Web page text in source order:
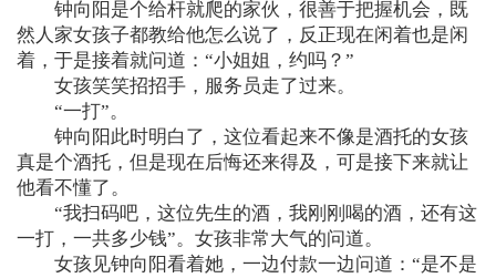
钟向阳是个给杆就爬的家伙，很善于把握机会，既
然人家女孩子都教给他怎么说了，反正现在闲着也是闲
着，于是接着就问道：“小姐姐，约吗？”
女孩笑笑招招手，服务员走了过来。
“一打”。
钟向阳此时明白了，这位看起来不像是酒托的女孩
真是个酒托，但是现在后悔还来得及，可是接下来就让
他看不懂了。
“我扫码吧，这位先生的酒，我刚刚喝的酒，还有这
一打，一共多少钱”。女孩非常大气的问道。
女孩见钟向阳看着她，一边付款一边问道：“是不是